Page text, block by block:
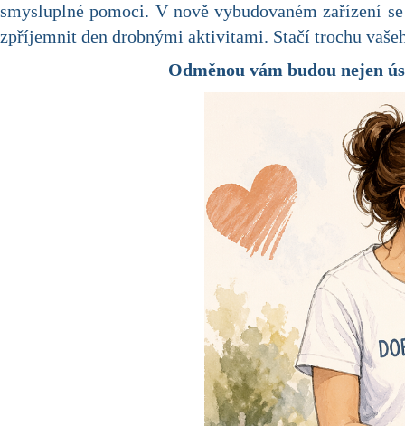
smysluplné pomoci. V nově vybudovaném zařízení
zpříjemnit den drobnými aktivitami. Stačí trochu
Odměnou vám budou nejen